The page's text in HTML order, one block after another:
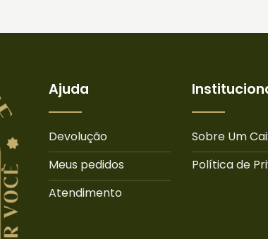
Ajuda
Devolução
Meus pedidos
Atendimento
Sobre Um
Política de